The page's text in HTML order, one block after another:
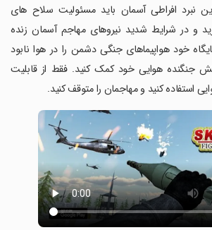
نبرد افراطی آسمان باید مسئولیت سلاح های
و در شرایط شدید نیروهای مهاجم آسمان زنده
خود هواپیماهای جنگی دشمن را در هوا نابود
جنگنده هوایی خود کمک کنید. فقط از قابلیت
استفاده کنید و مهاجمان را متوقف کنید.